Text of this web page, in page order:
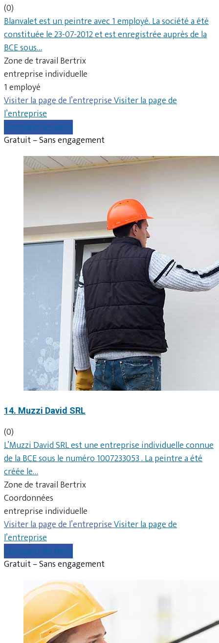
(0)
Blanvalet est un peintre avec 1 employé. La société a été
constituée le 23-07-2012 et est enregistrée auprès de la
BCE sous…
Zone de travail Bertrix
entreprise individuelle
1 employé
Visiter la page de l’entrepriseVisiter la page de
l’entreprise
Comparer les devis
Gratuit – Sans engagement
14. Muzzi David SRL
(0)
L’Muzzi David SRL est une entreprise individuelle connue
de la BCE sous le numéro 1007233053 . La peintre a été
créée le…
Zone de travail Bertrix
Coordonnées
entreprise individuelle
Visiter la page de l’entrepriseVisiter la page de
l’entreprise
Comparer les devis
Gratuit – Sans engagement